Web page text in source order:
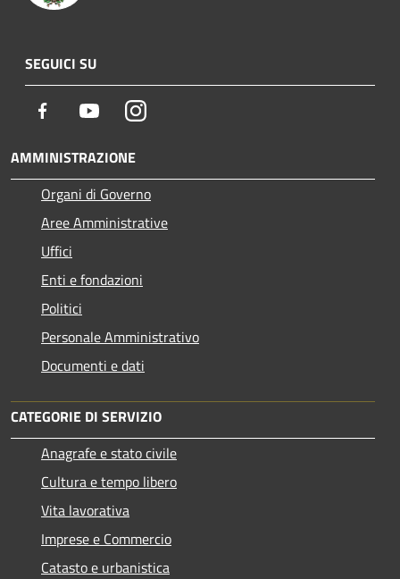
SEGUICI SU
Facebook YoutubeInstagram
AMMINISTRAZIONE
Organi di Governo
Aree Amministrative
Uffici
Enti e fondazioni
Politici
Personale Amministrativo
Documenti e dati
CATEGORIE DI SERVIZIO
Anagrafe e stato civile
Cultura e tempo libero
Vita lavorativa
Imprese e Commercio
Catasto e urbanistica